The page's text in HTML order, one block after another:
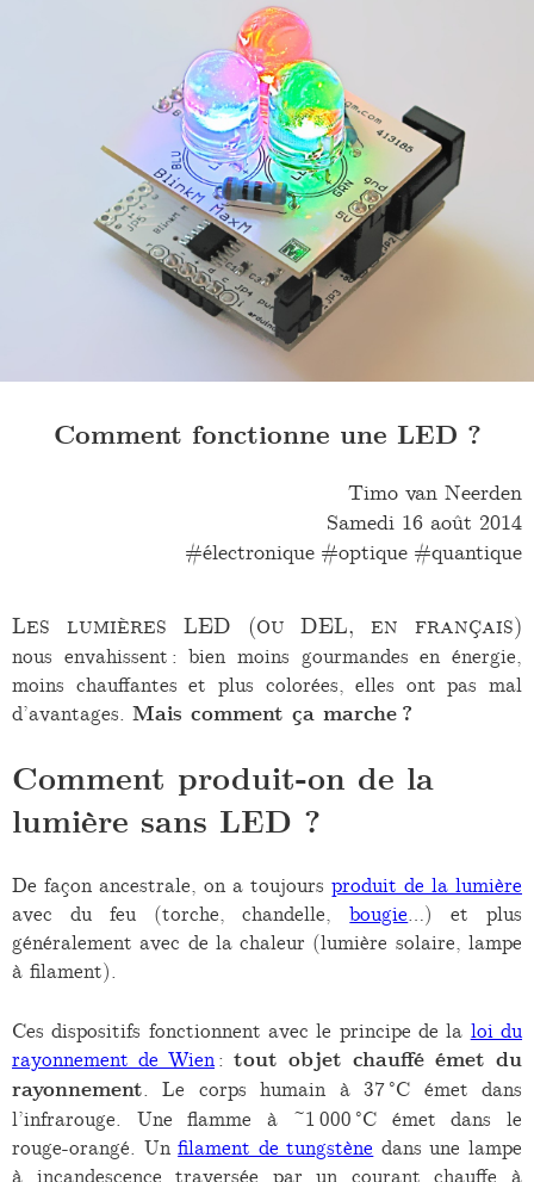
Comment fonctionne une LED ?
Timo van Neerden
Samedi 16 août 2014
électronique
optique quantique
Les lumières LED (ou DEL, en français)
nous envahissent : bien moins gourmandes en énergie,
moins chauffantes et plus colorées, elles ont pas mal
d’avantages. Mais comment ça marche ?
Comment produit-on de la
lumière sans LED ?
De façon ancestrale, on a toujours produit de la lumière
avec du feu (torche, chandelle,bougie …) et plus
généralement avec de la chaleur (lumière solaire, lampe
à filament).
Ces dispositifs fonctionnent avec le principe de la loi du
rayonnement de Wien : tout objet chauffé émet du
rayonnement . Le corps humain à 37 °C émet dans
l’infrarouge. Une flamme à ~1 000 °C émet dans le
rouge-orangé. Unfilament de tungstène dans une lampe
à incandescence traversée par un courant chauffe à